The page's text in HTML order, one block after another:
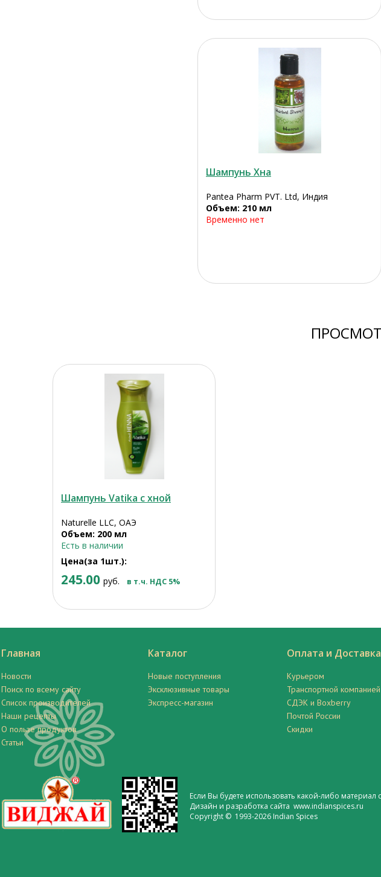
Шампунь Хна
Pantea Pharm PVT. Ltd, Индия
Объем: 210 мл
Временно нет
Шампунь Vatika с хной
Naturelle LLC, ОАЭ
Объем: 200 мл
Есть в наличии
Цена(за 1шт.):
245.00 руб. в т.ч. НДС 5%
Главная
Новости
Поиск по всему сайту
Список производителей
Наши рецепты
О пользе продуктов
Статьи
Каталог
Новые поступления
Эксклюзивные товары
Экспресс-магазин
Оплата и Доставка
Курьером
Транспортной компанией
СДЭК и Boxberry
Почтой России
Скидки
Если Вы будете использовать какой-либо материал
Дизайн и разработка сайта www.indianspices.ru
Copyright © 1993-2026 Indian Spices